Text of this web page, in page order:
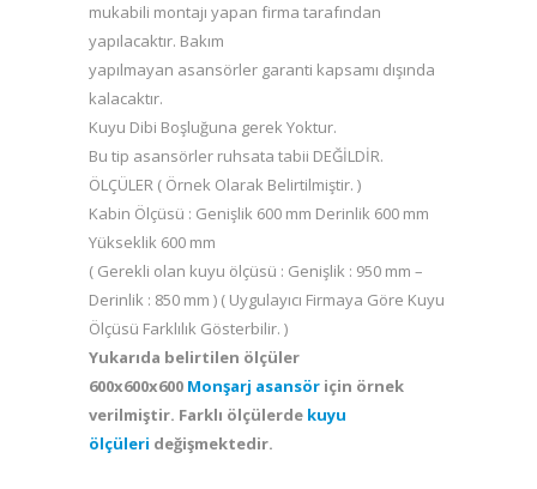
mukabili montajı yapan firma tarafından
yapılacaktır. Bakım
yapılmayan asansörler garanti kapsamı dışında
kalacaktır.
Kuyu Dibi Boşluğuna gerek Yoktur.
Bu tip asansörler ruhsata tabii DEĞİLDİR.
ÖLÇÜLER ( Örnek Olarak Belirtilmiştir. )
Kabin Ölçüsü : Genişlik 600 mm Derinlik 600 mm
Yükseklik 600 mm
( Gerekli olan kuyu ölçüsü : Genişlik : 950 mm –
Derinlik : 850 mm ) ( Uygulayıcı Firmaya Göre Kuyu
Ölçüsü Farklılık Gösterbilir. )
Yukarıda belirtilen ölçüler
600x600x600 Monşarj asansör için örnek
verilmiştir. Farklı ölçülerde kuyu
ölçüleri değişmektedir.